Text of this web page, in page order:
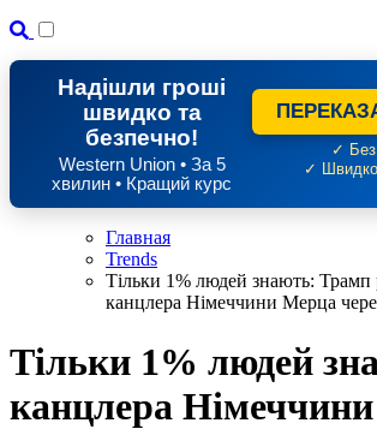
Надішли гроші
швидко та
безпечно!
Western Union • За 5
хвилин • Кращий курс
✓ Без
✓ Швидко
Главная
Trends
Тільки 1% людей знають: Трамп
канцлера Німеччини Мерца
Тільки 1% людей
канцлера